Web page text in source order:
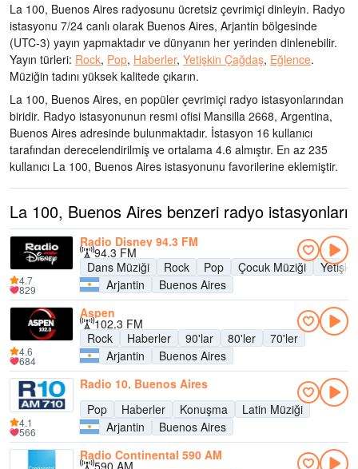
La 100, Buenos Aires radyosunu ücretsiz çevrimiçi dinleyin. Radyo
istasyonu 7/24 canlı olarak Buenos Aires, Arjantin bölgesinde
(UTC-3) yayın yapmaktadır ve dünyanın her yerinden dinlenebilir.
Yayın türleri: Rock, Pop, Haberler, Yetişkin Çağdaş, Eğlence.
Müziğin tadını yüksek kalitede çıkarın.
La 100, Buenos Aires, en popüler çevrimiçi radyo istasyonlarından
biridir. Radyo istasyonunun resmi ofisi Mansilla 2668, Argentina,
Buenos Aires adresinde bulunmaktadır. İstasyon 16 kullanıcı
tarafından derecelendirilmiş ve ortalama 4.6 almıştır. En az 235
kullanıcı La 100, Buenos Aires istasyonunu favorilerine eklemiştir.
La 100, Buenos Aires benzeri radyo istasyonları
Radio Disney 94.3 FM
94.3 FM
Dans Müziği
Rock Pop Çocuk Müziği
Arjantin
Buenos Aires
4.7
829
Aspen
102.3 FM
Rock
Haberler 90'lar 80'ler
70'ler
Arjantin
Buenos Aires
4.6
684
Radio 10, Buenos Aires
Pop
Haberler Konuşma
Latin Müziği
Arjantin
Buenos Aires
4.1
566
Radio Continental 590 AM
590 AM